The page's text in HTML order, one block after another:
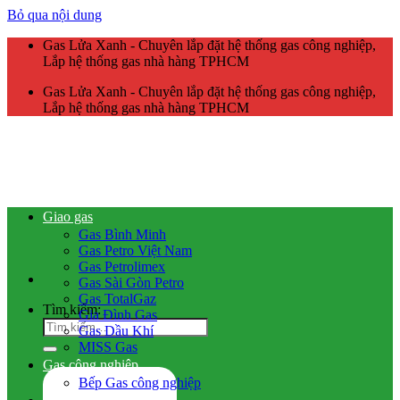
Bỏ qua nội dung
Gas Lửa Xanh - Chuyên lắp đặt hệ thống gas công nghiệp,
Lắp hệ thống gas nhà hàng TPHCM
Gas Lửa Xanh - Chuyên lắp đặt hệ thống gas công nghiệp,
Lắp hệ thống gas nhà hàng TPHCM
Tìm kiếm:
Giao gas
Gas Bình Minh
Gas Petro Việt Nam
Gas Petrolimex
Gas Sài Gòn Petro
Gas TotalGaz
Gia Đình Gas
Gas Dầu Khí
MISS Gas
Gas công nghiệp
Bếp Gas công nghiệp